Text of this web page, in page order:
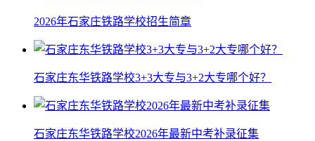
2026年石家庄铁路学校招生简章
石家庄东华铁路学校3+3大专与3+2大专哪个好？
石家庄东华铁路学校2026年最新中考补录征集